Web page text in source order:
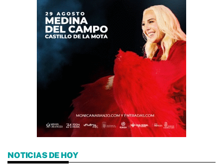
NOTICIAS DE HOY